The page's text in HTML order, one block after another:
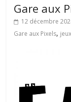
Gare aux
12 décembre
Gare aux Pixels,